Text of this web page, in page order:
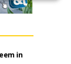
in